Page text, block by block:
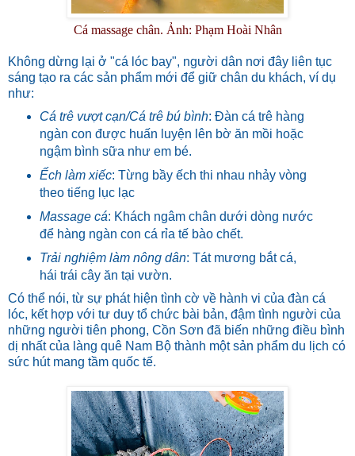
Cá massage chân. Ảnh: Phạm Hoài Nhân
Không dừng lại ở "cá lóc bay", người dân nơi đây liên tục
sáng tạo ra các sản phẩm mới để giữ chân du khách, ví dụ
như:
Cá trê vượt cạn/Cá trê bú bình: Đàn cá trê hàng
ngàn con được huấn luyện lên bờ ăn mồi hoặc
ngậm bình sữa như em bé.
Ếch làm xiếc: Từng bầy ếch thi nhau nhảy vòng
theo tiếng lục lạc
Massage cá: Khách ngâm chân dưới dòng nước
để hàng ngàn con cá rỉa tế bào chết.
Trải nghiệm làm nông dân: Tát mương bắt cá,
hái trái cây ăn tại vườn.
Có thể nói, từ sự phát hiện tình cờ về hành vi của đàn cá
lóc, kết hợp với tư duy tổ chức bài bản, đậm tình người của
những người tiên phong, Cồn Sơn đã biến những điều bình
dị nhất của làng quê Nam Bộ thành một sản phẩm du lịch có
sức hút mang tầm quốc tế.